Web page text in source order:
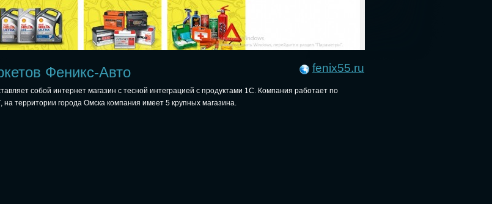
Феникс-Авто fenix55.ru
собой интернет магазин с тесной интеграцией с продуктами 1С. Компания работает по
на территории города Омска компания имеет 5 крупных магазина.